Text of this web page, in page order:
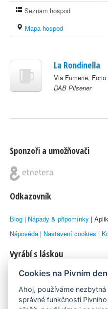
Seznam hospod
Mapa hospod
La Rondinella
Via Fumerie, Forio
DAB Pilsener
Sponzoři a umožňovači
Odkazovník
Blog | Nápady & připomínky |
Nápověda | Nastavení cookies |
Vyrábí s láskou
© 2010–2026 byLukáš Zeman
Máme rádi
Cookies na Pivním
Ahoj, používáme
správné funkčnosti